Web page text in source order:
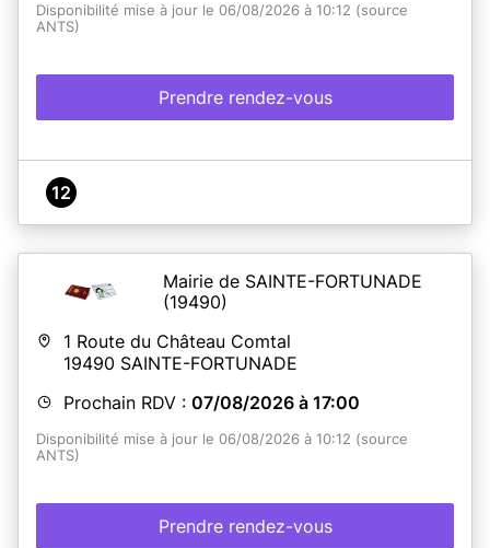
Disponibilité mise à jour le 06/08/2026 à 10:12 (source
ANTS)
Prendre rendez-vous
12
Mairie de SAINTE-FORTUNADE
(19490)
1 Route du Château Comtal
19490 SAINTE-FORTUNADE
Prochain RDV : 07/08/2026 à 17:00
Disponibilité mise à jour le 06/08/2026 à 10:12 (source
ANTS)
Prendre rendez-vous